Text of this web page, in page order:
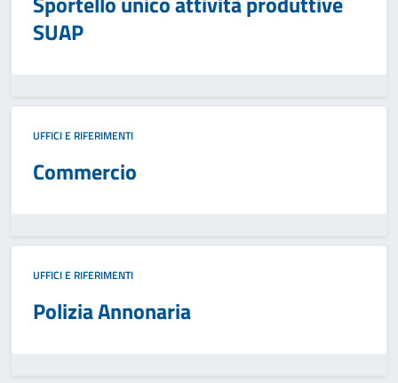
SUAP
UFFICI E RIFERIMENTI
Commercio
UFFICI E RIFERIMENTI
Polizia Annonaria